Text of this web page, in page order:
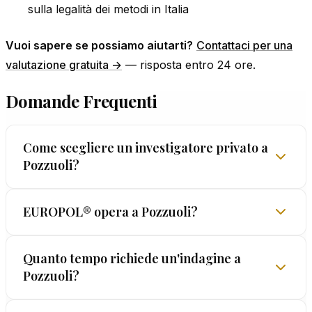
sulla legalità dei metodi in Italia
Vuoi sapere se possiamo aiutarti? Contattaci per una
valutazione gratuita → — risposta entro 24 ore.
Domande Frequenti
Come scegliere un investigatore privato a
Pozzuoli?
La scelta di un investigatore privato a Pozzuoli
legalità dei metodi. EUROPOL® opera dal 1962 con
EUROPOL® opera a Pozzuoli?
EUROPOL® è operativa a Pozzuoli con
professionisti che conoscono le dinamiche del
Quanto tempo richiede un'indagine a
Pozzuoli?